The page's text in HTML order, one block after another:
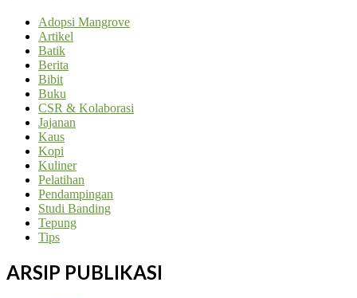
Adopsi Mangrove
Artikel
Batik
Berita
Bibit
Buku
CSR & Kolaborasi
Jajanan
Kaus
Kopi
Kuliner
Pelatihan
Pendampingan
Studi Banding
Tepung
Tips
ARSIP PUBLIKASI